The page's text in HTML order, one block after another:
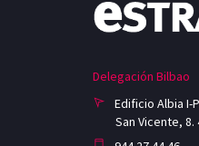
Delegación Bilbao
Edificio Albia I-
San Vicente, 8.